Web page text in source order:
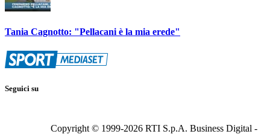
Tania Cagnotto: "Pellacani è la mia erede"
Seguici su
Copyright © 1999-2026 RTI S.p.A. Business Digital -